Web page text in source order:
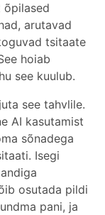
õpilased
arutavad
tsitaate
hoiab
see kuulub.
see tahvlile.
AI kasutamist
sõnadega
Isegi
osutada pildi
pani, ja